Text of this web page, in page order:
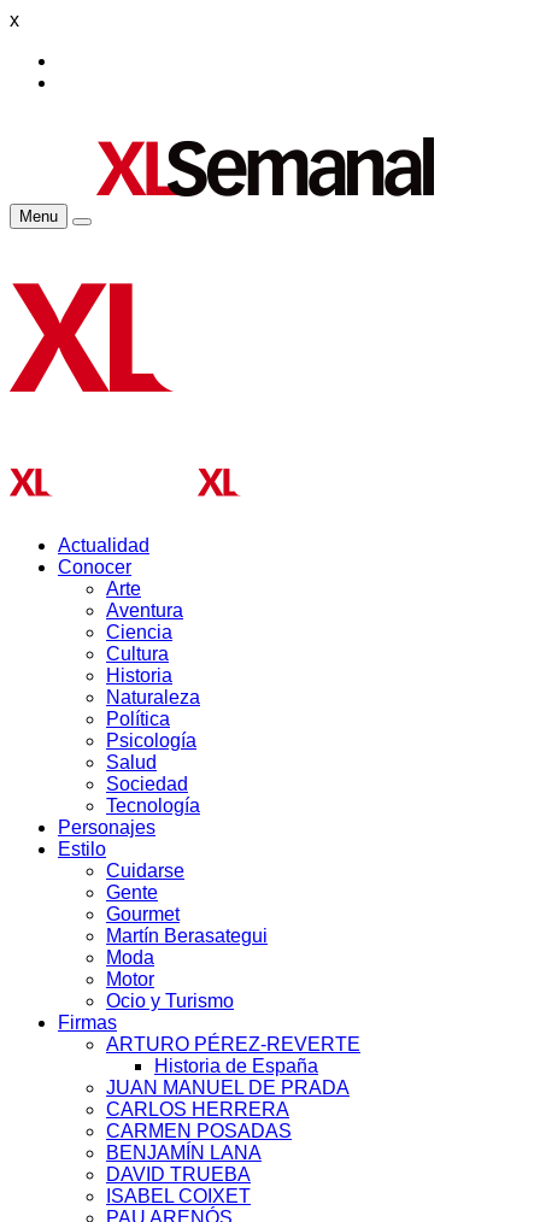
x
Menu
Actualidad
Conocer
Arte
Aventura
Ciencia
Cultura
Historia
Naturaleza
Política
Psicología
Salud
Sociedad
Tecnología
Personajes
Estilo
Cuidarse
Gente
Gourmet
Martín Berasategui
Moda
Motor
Ocio y Turismo
Firmas
ARTURO PÉREZ-REVERTE
Historia de España
JUAN MANUEL DE PRADA
CARLOS HERRERA
CARMEN POSADAS
BENJAMÍN LANA
DAVID TRUEBA
ISABEL COIXET
PAU ARENÓS